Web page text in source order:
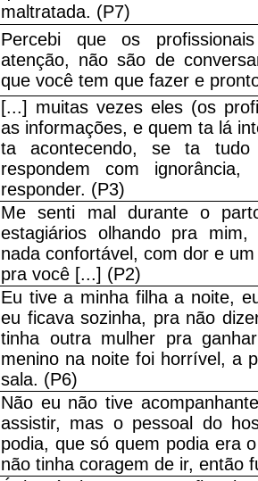
maltratada. (P7)
Percebi que os
atenção, não são de
que você tem que fazer e
[...] muitas vezes eles (os
as informações, e quem ta lá
ta acontecendo, se ta
respondem com
responder. (P3)
Me senti mal durante o
estagiários olhando pra
nada confortável, com dor e
pra você [...] (P2)
Eu tive a minha filha a noite,
eu ficava sozinha, pra não
tinha outra mulher pra
menino na noite foi horrível, a
sala. (P6)
Não eu não tive
assistir, mas o pessoal do
podia, que só quem podia era
não tinha coragem de ir, então